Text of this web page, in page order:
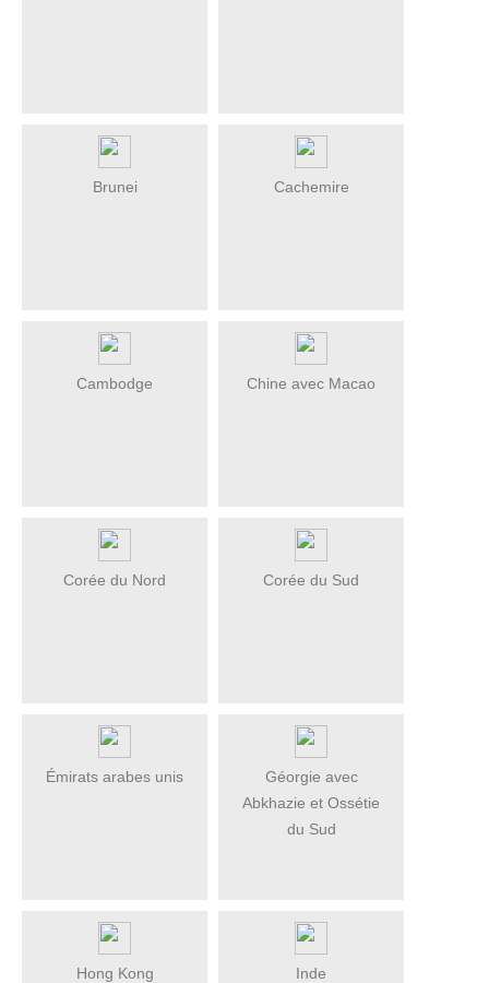
Brunei Cachemire
Cambodge Chine avec Macao
Corée du Nord Corée du Sud
Émirats arabes unis
Géorgie avec
Abkhazie et Ossétie
du Sud
Hong Kong Inde